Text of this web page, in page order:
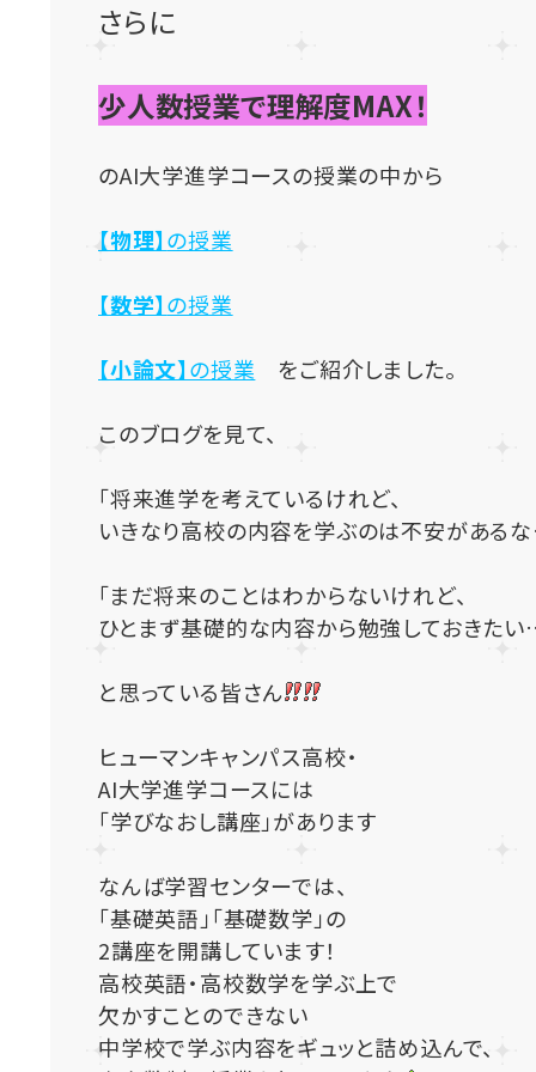
さらに
少人数授業で理解度MAX！
のAI大学進学コースの授業の中から
【物理】の授業
【数学】の授業
【小論文】の授業 をご紹介しました。
このブログを見て、
「将来進学を考えているけれど、
いきなり高校の内容を学ぶのは不安がある
「まだ将来のことはわからないけれど、
ひとまず基礎的な内容から勉強しておきたい
と思っている皆さん
ヒューマンキャンパス高校・
AI大学進学コースには
「学びなおし講座」があります
なんば学習センターでは、
「基礎英語」「基礎数学」の
2講座を開講しています！
高校英語・高校数学を学ぶ上で
欠かすことのできない
中学校で学ぶ内容をギュッと詰め込んで、